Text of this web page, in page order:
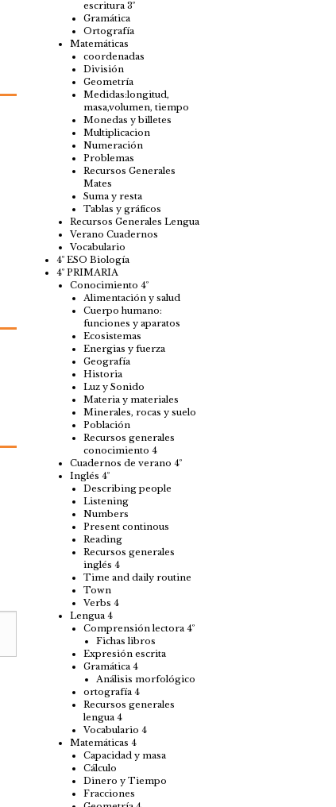
escritura 3º
Gramática
Ortografía
Matemáticas
coordenadas
División
Geometría
Medidas:longitud,
masa,volumen, tiempo
Monedas y billetes
Multiplicacion
Numeración
Problemas
Recursos Generales
Mates
Suma y resta
Tablas y gráficos
Recursos Generales Lengua
Verano Cuadernos
Vocabulario
4º ESO Biología
4º PRIMARIA
Conocimiento 4º
Alimentación y salud
Cuerpo humano:
funciones y aparatos
Ecosistemas
Energias y fuerza
Geografía
Historia
Luz y Sonido
Materia y materiales
Minerales, rocas y suelo
Población
Recursos generales
conocimiento 4
Cuadernos de verano 4º
Inglés 4º
Describing people
Listening
Numbers
Present continous
Reading
Recursos generales
inglés 4
Time and daily routine
Town
Verbs 4
Lengua 4
Comprensión lectora 4º
Fichas libros
Expresión escrita
Gramática 4
Análisis morfológico
ortografía 4
Recursos generales
lengua 4
Vocabulario 4
Matemáticas 4
Capacidad y masa
Cálculo
Dinero y Tiempo
Fracciones